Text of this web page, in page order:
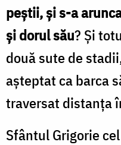
peştii, şi s-a
şi dorul său? Și
două sute de
aşteptat ca barca
traversat distanţa
Sfântul Grigorie